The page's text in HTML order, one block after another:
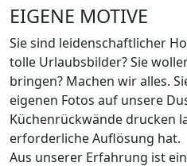
EIGENE MOTIVE
Sie sind leidenschaftlicher
tolle Urlaubsbilder? Sie
bringen? Machen wir alles.
eigenen Fotos auf unsere
Küchenrückwände drucken
erforderliche Auflösung hat.
Aus unserer Erfahrung ist